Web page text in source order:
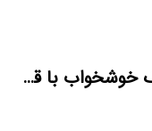
حراج تشک طبی مارک خوشخواب با قیمت ارزان